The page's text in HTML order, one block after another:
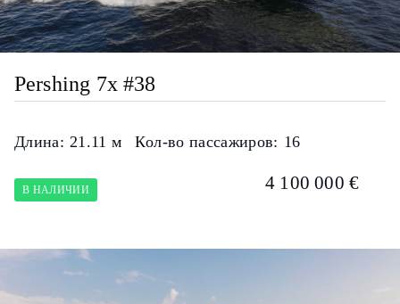
Pershing 7x #38
Длина: 21.11 м Кол-во пассажиров: 16
В НАЛИЧИИ 4 100 000 €